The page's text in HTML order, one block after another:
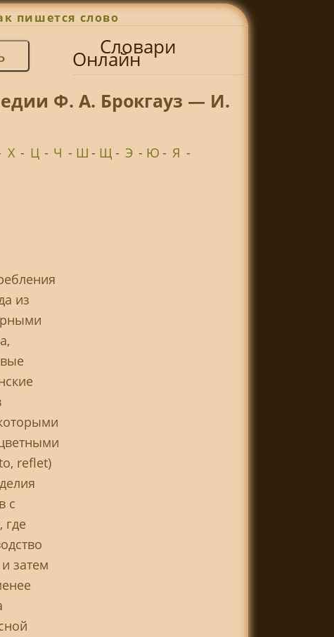
пишется слово
Словари
Онлайн
Ф. А. Брокгауз — И.
Х - Ц - Ч - Ш - Щ- Э - Ю- Я -
из
reflet)
с
где
затем